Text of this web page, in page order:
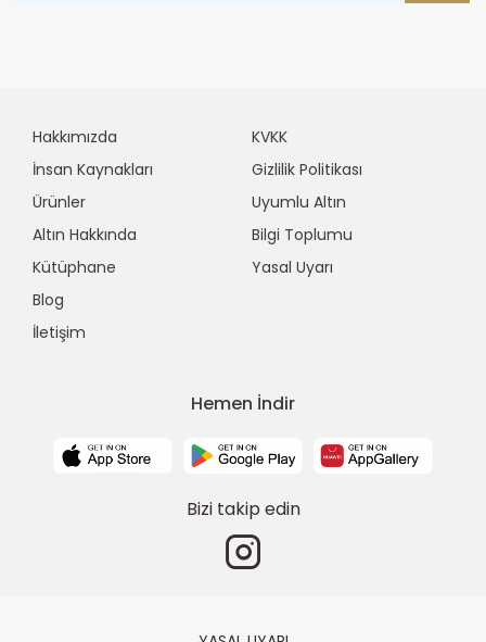
Hakkımızda
İnsan Kaynakları
Ürünler
Altın Hakkında
Kütüphane
Blog
İletişim
KVKK
Gizlilik Politikası
Uyumlu Altın
Bilgi Toplumu
Yasal Uyarı
Hemen İndir
Bizi takip edin